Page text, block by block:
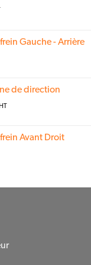
Gauche - Arrière
de direction
HT
Avant Droit